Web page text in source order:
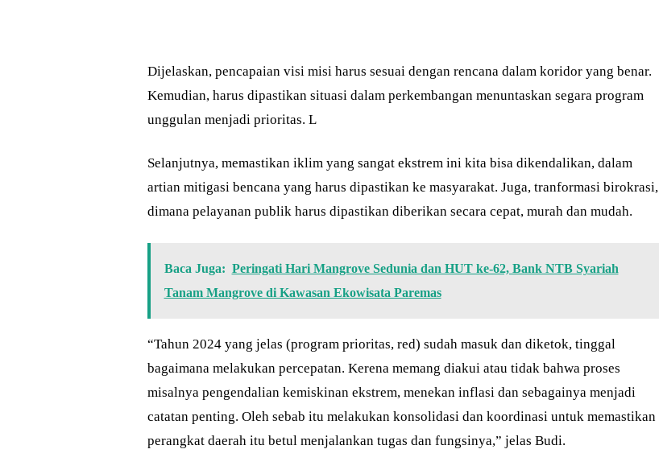
Dijelaskan, pencapaian visi misi harus sesuai dengan rencana dalam koridor yang benar.
Kemudian, harus dipastikan situasi dalam perkembangan menuntaskan segara program
unggulan menjadi prioritas. L
Selanjutnya, memastikan iklim yang sangat ekstrem ini kita bisa dikendalikan, dalam
artian mitigasi bencana yang harus dipastikan ke masyarakat. Juga, tranformasi birokrasi,
dimana pelayanan publik harus dipastikan diberikan secara cepat, murah dan mudah.
Baca Juga: Peringati Hari Mangrove Sedunia dan HUT ke-62, Bank NTB Syariah
Tanam Mangrove di Kawasan Ekowisata Paremas
“Tahun 2024 yang jelas (program prioritas, red) sudah masuk dan diketok, tinggal
bagaimana melakukan percepatan. Kerena memang diakui atau tidak bahwa proses
misalnya pengendalian kemiskinan ekstrem, menekan inflasi dan sebagainya menjadi
catatan penting. Oleh sebab itu melakukan konsolidasi dan koordinasi untuk memastikan
perangkat daerah itu betul menjalankan tugas dan fungsinya,” jelas Budi.